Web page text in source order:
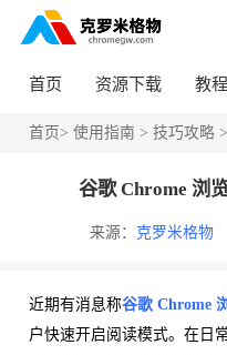
首页 资源下载 教程
首页> 使用指南 > 技巧攻略>
谷歌 Chrome 浏
来源： 克罗米格物
近期有消息称谷歌 Chrome
户快速开启阅读模式。在日